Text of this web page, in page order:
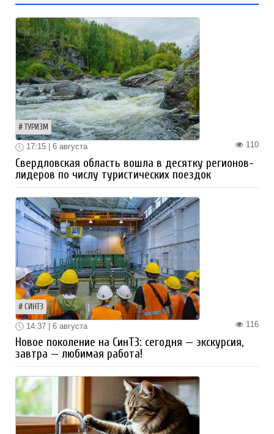
ТУРИЗМ
110
17:15 | 6 августа
Свердловская область вошла в десятку регионов-
лидеров по числу туристических поездок
СИНТЗ
116
14:37 | 6 августа
Новое поколение на СинТЗ: сегодня — экскурсия,
завтра — любимая работа!